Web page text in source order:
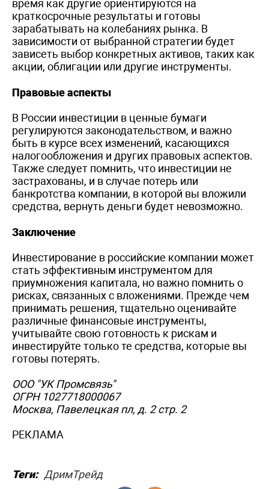
время как другие ориентируются на
краткосрочные результаты и готовы
зарабатывать на колебаниях рынка. В
зависимости от выбранной стратегии будет
зависеть выбор конкретных активов, таких как
акции, облигации или другие инструменты.
Правовые аспекты
В России инвестиции в ценные бумаги
регулируются законодательством, и важно
быть в курсе всех изменений, касающихся
налогообложения и других правовых аспектов.
Также следует помнить, что инвестиции не
застрахованы, и в случае потерь или
банкротства компании, в которой вы вложили
средства, вернуть деньги будет невозможно.
Заключение
Инвестирование в российские компании может
стать эффективным инструментом для
приумножения капитала, но важно помнить о
рисках, связанных с вложениями. Прежде чем
принимать решения, тщательно оценивайте
различные финансовые инструменты,
учитывайте свою готовность к рискам и
инвестируйте только те средства, которые вы
готовы потерять.
ООО "УК Промсвязь"
ОГРН 1027718000067
Москва, Павелецкая пл, д. 2 стр. 2
РЕКЛАМА
Теги: ДримТрейд